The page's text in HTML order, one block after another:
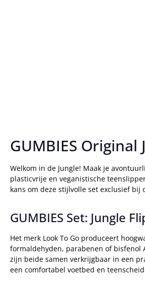
GUMBIES
Welkom in de Jungle! Maak je
plasticvrije en veganistische
kans om deze stijlvolle set exclusief bij
GUMBIES Set: Jungle
Het merk Look To Go produceert
formaldehyden, parabenen of bisfenol
zijn beide samen verkrijgbaar in een
een comfortabel voetbed en